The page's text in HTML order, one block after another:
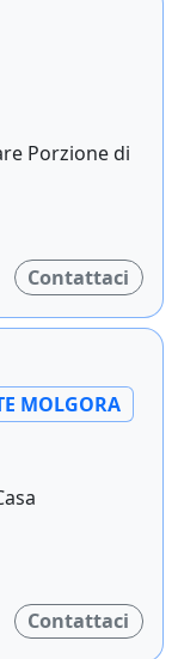
Porzione di
Contattaci
MOLGORA
Contattaci